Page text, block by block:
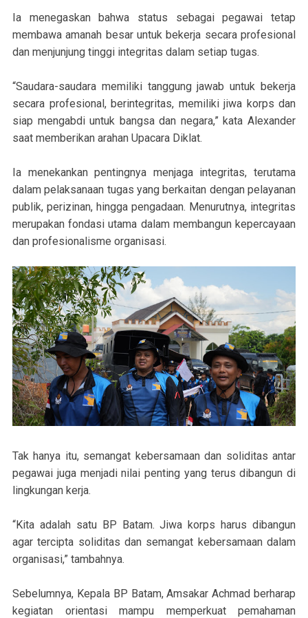
Ia menegaskan bahwa status sebagai pegawai tetap
membawa amanah besar untuk bekerja secara profesional
dan menjunjung tinggi integritas dalam setiap tugas.
“Saudara-saudara memiliki tanggung jawab untuk bekerja
secara profesional, berintegritas, memiliki jiwa korps dan
siap mengabdi untuk bangsa dan negara,” kata Alexander
saat memberikan arahan Upacara Diklat.
Ia menekankan pentingnya menjaga integritas, terutama
dalam pelaksanaan tugas yang berkaitan dengan pelayanan
publik, perizinan, hingga pengadaan. Menurutnya, integritas
merupakan fondasi utama dalam membangun kepercayaan
dan profesionalisme organisasi.
Tak hanya itu, semangat kebersamaan dan soliditas antar
pegawai juga menjadi nilai penting yang terus dibangun di
lingkungan kerja.
“Kita adalah satu BP Batam. Jiwa korps harus dibangun
agar tercipta soliditas dan semangat kebersamaan dalam
organisasi,” tambahnya.
Sebelumnya, Kepala BP Batam, Amsakar Achmad berharap
kegiatan orientasi mampu memperkuat pemahaman